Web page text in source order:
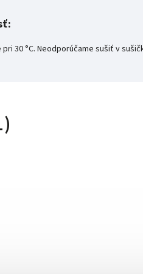
30 °C. Neodporúčame sušiť v